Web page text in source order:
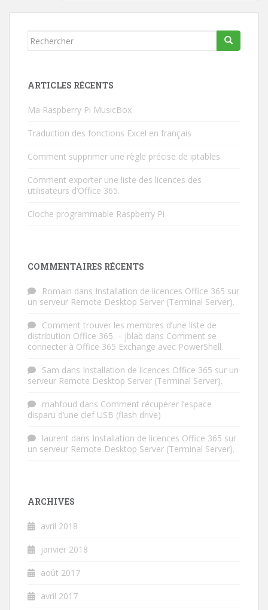
Rechercher...
ARTICLES RÉCENTS
Ma Raspberry Pi MusicBox
Traduction des fonctions Excel en français
Comment supprimer une règle précise de iptables.
Comment exporter une liste des licences des
utilisateurs d’Office 365.
Cloche programmable Raspberry Pi
COMMENTAIRES RÉCENTS
Romain dans Installation de licences Office 365 sur
un serveur Remote Desktop Server (Terminal Server).
Comment trouver les membres d’une liste de
distribution Office 365. – jblab dans Comment se
connecter à Office 365 Exchange avec PowerShell.
Sam dans Installation de licences Office 365 sur un
serveur Remote Desktop Server (Terminal Server).
mahfoud dans Comment récupérer l’espace
disparu d’une clef USB (flash drive)
laurent dans Installation de licences Office 365 sur
un serveur Remote Desktop Server (Terminal Server).
ARCHIVES
avril 2018
janvier 2018
août 2017
avril 2017